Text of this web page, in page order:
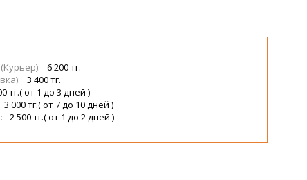
6 200 тг.
3 400 тг.
тг.( от 1 до 3 дней )
3 000 тг.( от 7 до 10 дней )
2 500 тг.( от 1 до 2 дней )